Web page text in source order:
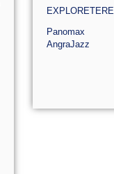
Panomax
AngraJazz